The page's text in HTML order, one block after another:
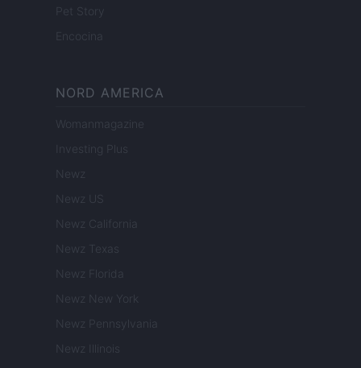
Pet Story
Encocina
NORD AMERICA
Womanmagazine
Investing Plus
Newz
Newz US
Newz California
Newz Texas
Newz Florida
Newz New York
Newz Pennsylvania
Newz Illinois